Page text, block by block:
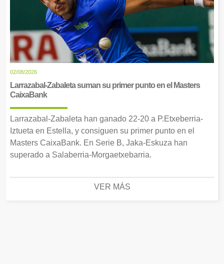
02/08/2026
Larrazabal-Zabaleta suman su primer punto en el Masters
CaixaBank
Larrazabal-Zabaleta han ganado 22-20 a P.Etxeberria-
Iztueta en Estella, y consiguen su primer punto en el
Masters CaixaBank. En Serie B, Jaka-Eskuza han
superado a Salaberria-Morgaetxebarria.
VER MÁS